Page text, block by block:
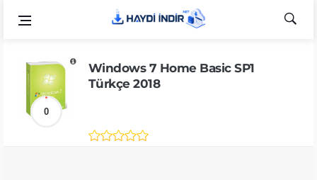
0
Windows 7 Home Basic SP1
Türkçe 2018